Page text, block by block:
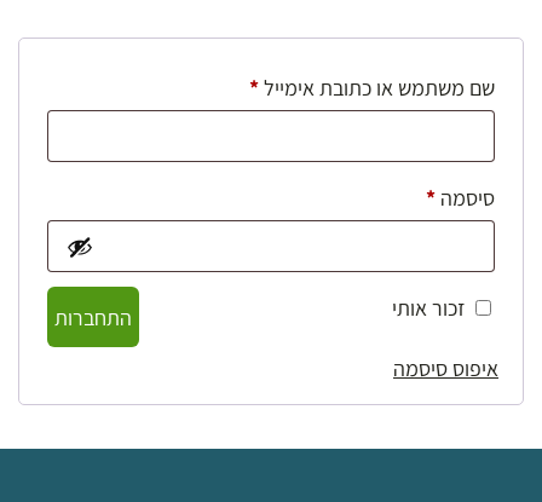
שם משתמש או כתובת אימייל*חובה
סיסמה *חובה
זכור אותי
התחברות
איפוס סיסמה